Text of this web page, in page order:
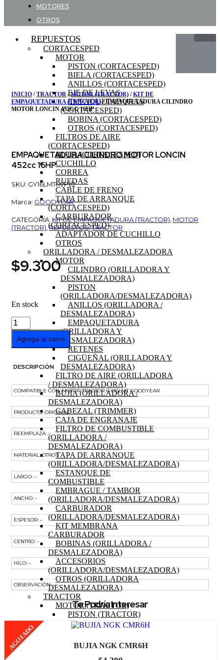
MOTORES
OTROS
REPUESTOS
CORTACESPED
MOTOR
PISTON (CORTACESPED)
BIELA (CORTACESPED)
ANILLOS (CORTACESPED)
EJE DE LEVAS
EMPAQUETADURAS
(CORTACESPED)
BOBINA (CORTACESPED)
OTROS (CORTACESPED)
FILTROS DE AIRE
(CORTACESPED)
BUJIA (CORTACESPED)
CUCHILLO
CORREA
RUEDAS
CABLE DE FRENO
TAPA DE ARRANQUE
(CORTACESPED)
CARBURADOR
(CORTACESPED)
ADAPTADOR DE CUCHILLO
OTROS
ORILLADORA / DESMALEZADORA
MOTOR
CILINDRO (ORILLADORA Y
DESMALEZADORA)
PISTON
(ORILLADORA/DESMALEZADORA)
ANILLOS (ORILLADORA /
DESMALEZADORA)
EMPAQUETADURA
(ORILLADORA Y
DESMALEZADORA)
RETENES
CIGÜEÑAL (ORILLADORA Y
DESMALEZADORA)
FILTRO DE AIRE (ORILLADORA
/ DESMALEZADORA)
BUJIA (ORILLADORA /
DESMALEZADORA)
CABEZAL (TRIMMER)
CAJA DE ENGRANAJE
FILTRO DE COMBUSTIBLE
(ORILLADORA /
DESMALEZADORA)
TAPA DE ARRANQUE
(ORILLADORA/DESMALEZADORA)
ESTANQUE DE
COMBUSTIBLE
EMBRAGUE / TAMBOR
(ORILLADORA/DESMALEZADORA)
CARBURADOR
(ORILLADORA/DESMALEZADORA)
KIT MEMBRANA
CARBURADOR
BOBINAS (ORILLADORA /
DESMALEZADORA)
ACCESORIOS
(ORILLADORA/DESMALEZADORA)
OTROS (ORILLADORA
DESMALEZADORA)
TRACTOR
MOTOR (TRACTOR)
PISTON (TRACTOR)
ANILLOS (TRACTOR)
(TRACTOR)
EJE DE LEVAS (TRACTOR)
INICIO /TRACTOR /MOTOR (TRACTOR) /KIT DE
EMPAQUETADURA (TRACTOR)/ EMPAQUETADURA CILINDRO
MOTOR LONCIN 452CC 16HP
EMPAQUETADURA CILINDRO MOTOR LONCIN
452cc 16HP
SKU: GY16LMTM/P1/2
Marca: GOODYEAR
CATEGORÍA: KIT DE EMPAQUETADURA (TRACTOR) MOTOR
(TRACTOR) ,REPUESTOS,TRACTOR
$9.300
En stock
EMPAQUETADURA
CILINDRO
MOTOR
LONCIN
16HP
Agrega al carro
DESCRIPCIÓN
COMPATIBLE CON: MOTOR TRACTOR GY16LMT GOODYEAR
PRODUCTO: ORIGINAL
REEMPLAZA: –
MATERIAL: OTROS
LARGO: –
ANCHO: –
ESPESOR: –
CENTRO: –
HILO: –
OBSERVACIÓN: –
Te Podría Interesar
BUJIA NGK CMR6H
AGOTADO